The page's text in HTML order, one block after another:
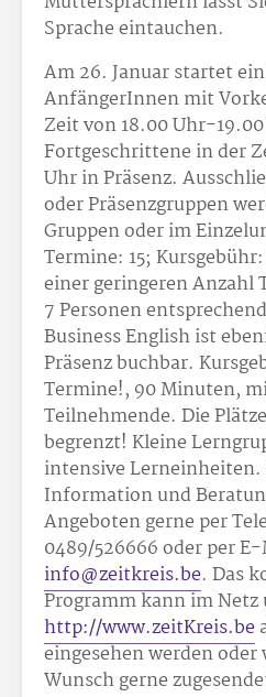
Sprache eintauchen.
Am 26. Januar startet
AnfängerInnen mit
Zeit von 18.00 Uhr-
Fortgeschrittene in der
Uhr in Präsenz.
oder Präsenzgruppen
Gruppen oder im
Termine: 15;
einer geringeren Anzahl
7 Personen
Business English ist
Präsenz buchbar.
Termine!, 90 Minuten,
Teilnehmende. Die
begrenzt! Kleine
intensive
Information und
Angeboten gerne per
0489/526666 oder per
info@zeitkreis.be. Das
Programm kann im Netz
http://www.zeitKreis.be
eingesehen werden
Wunsch gerne